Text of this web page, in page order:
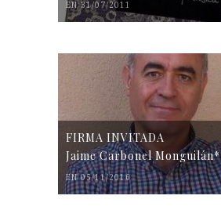
EN 31/07/2011
FIRMA INVITADA
Jaime Carbonel Monguilán*
EN 05/11/2016